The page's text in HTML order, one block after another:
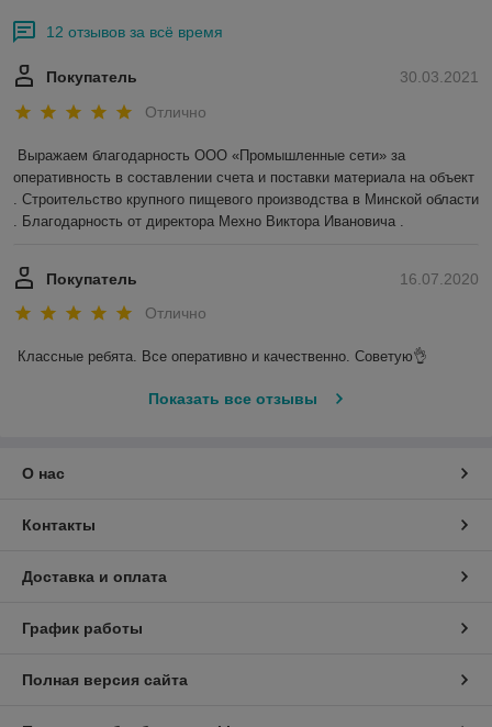
12 отзывов за всё время
30.03.2021
Покупатель
Отлично
Выражаем благодарность ООО «Промышленные сети» за
оперативность в составлении счета и поставки материала на объект
. Строительство крупного пищевого производства в Минской области
. Благодарность от директора Мехно Виктора Ивановича .
16.07.2020
Покупатель
Отлично
Классные ребята. Все оперативно и качественно. Советую👌
Показать все отзывы
О нас
Контакты
Доставка и оплата
График работы
Полная версия сайта